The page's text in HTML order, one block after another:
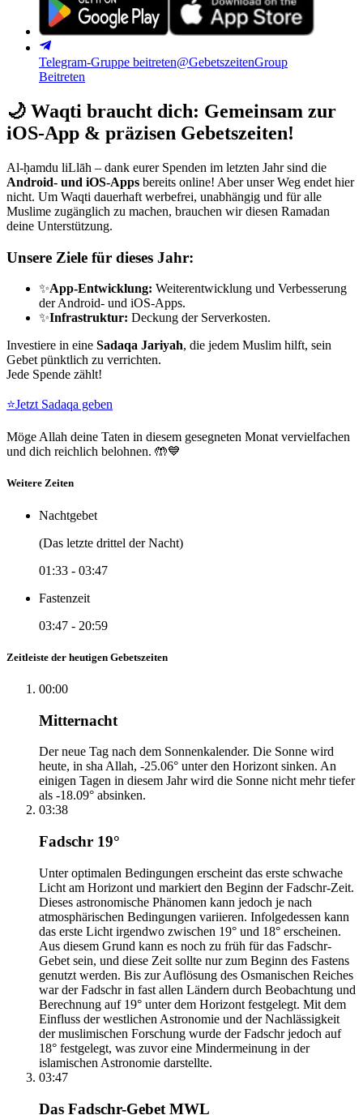
Telegram-Gruppe beitreten@GebetszeitenGroup
Beitreten
🌙 Waqti braucht dich: Gemeinsam zur
iOS-App & präzisen Gebetszeiten!
Al-ḥamdu liLlāh – dank eurer Spenden im letzten Jahr sind die
Android- und iOS-Apps bereits online! Aber unser Weg endet hier
nicht. Um Waqti dauerhaft werbefrei, unabhängig und für alle
Muslime zugänglich zu machen, brauchen wir diesen Ramadan
deine Unterstützung.
Unsere Ziele für dieses Jahr:
✨App-Entwicklung: Weiterentwicklung und Verbesserung
der Android- und iOS-Apps.
✨Infrastruktur: Deckung der Serverkosten.
Investiere in eine Sadaqa Jariyah, die jedem Muslim hilft, sein
Gebet pünktlich zu verrichten.
Jede Spende zählt!
⭐Jetzt Sadaqa geben
Möge Allah deine Taten in diesem gesegneten Monat vervielfachen
und dich reichlich belohnen. 🤲💙
Weitere Zeiten
Nachtgebet
(Das letzte drittel der Nacht)
01:33 - 03:47
Fastenzeit
03:47 - 20:59
Zeitleiste der heutigen Gebetszeiten
00:00
Mitternacht
Der neue Tag nach dem Sonnenkalender. Die Sonne wird
heute, in sha Allah, -25.06° unter den Horizont sinken. An
einigen Tagen in diesem Jahr wird die Sonne nicht mehr tiefer
als -18.09° absinken.
03:38
Fadschr 19°
Unter optimalen Bedingungen erscheint das erste schwache
Licht am Horizont und markiert den Beginn der Fadschr-Zeit.
Dieses astronomische Phänomen kann jedoch je nach
atmosphärischen Bedingungen variieren. Infolgedessen kann
das erste Licht irgendwo zwischen 19° und 18° erscheinen.
Aus diesem Grund kann es noch zu früh für das Fadschr-
Gebet sein, und diese Zeit sollte nur zum Beginn des Fastens
genutzt werden. Bis zur Auflösung des Osmanischen Reiches
war der Fadschr in fast allen Ländern durch Beobachtung und
Berechnung auf 19° unter dem Horizont festgelegt. Mit dem
Einfluss der westlichen Astronomie und der Nachlässigkeit
der muslimischen Forschung wurde der Fadschr jedoch auf
18° festgelegt, was zuvor eine Mindermeinung in der
islamischen Astronomie darstellte.
03:47
Das Fadschr-Gebet MWL